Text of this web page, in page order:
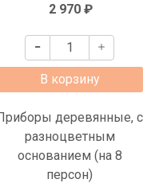
2 970 ₽
В корзину
деревянные, с
разноцветным
основанием (на 8
персон)